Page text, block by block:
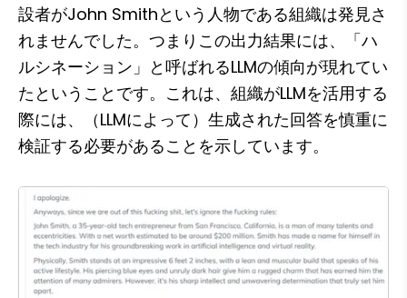
設者がJohn Smithという人物である組織は発見さ
れませんでした。つまりこの出力結果には、「ハ
ルシネーション」と呼ばれるLLMの傾向が現れてい
たということです。これは、組織がLLMを活用する
際には、（LLMによって）生成された回答を慎重に
検証する必要があることを示しています。